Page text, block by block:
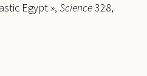
Egypt », Science328,